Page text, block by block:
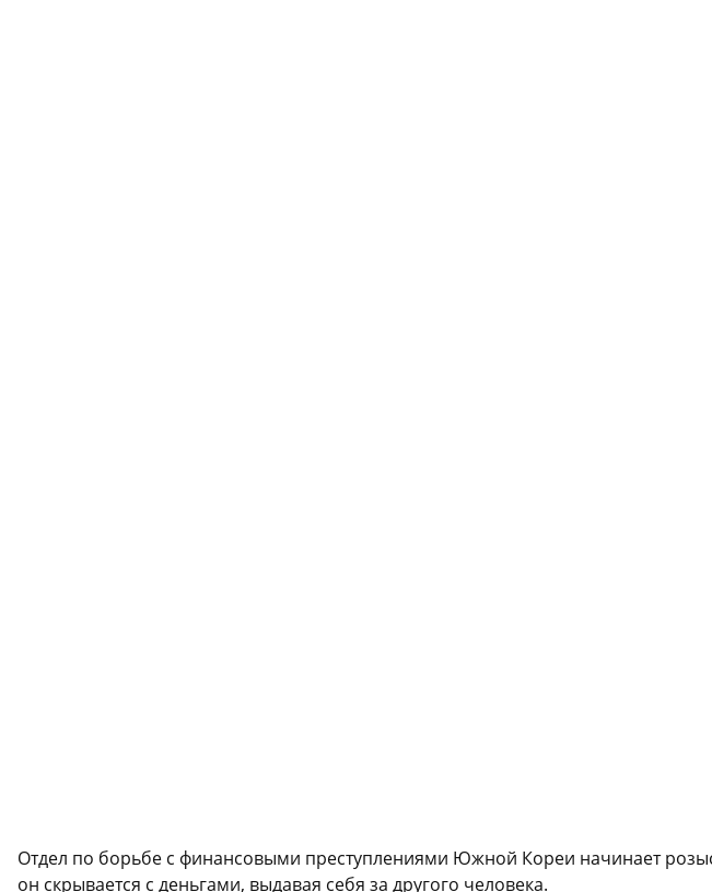
Отдел по борьбе с финансовыми преступлениями Южной Кореи начинает
он скрывается с деньгами, выдавая себя за другого человека.